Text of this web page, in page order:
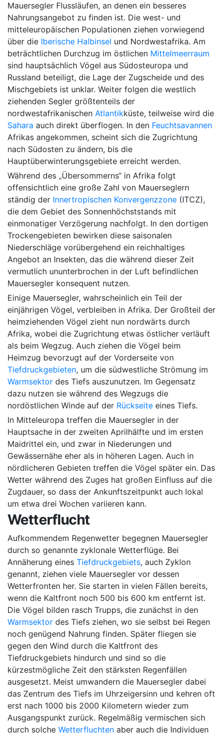
Mauersegler Flussläufen, an denen ein besseres
Nahrungsangebot zu finden ist. Die west- und
mitteleuropäischen Populationen ziehen vorwiegend
über die Iberische Halbinsel und Nordwestafrika. Am
beträchtlichen Durchzug im östlichen Mittelmeerraum
sind hauptsächlich Vögel aus Südosteuropa und
Russland beteiligt, die Lage der Zugscheide und des
Mischgebiets ist unklar. Weiter folgen die westlich
ziehenden Segler größtenteils der
nordwestafrikanischen Atlantikküste, teilweise wird die
Sahara auch direkt überflogen. In den Feuchtsavannen
Afrikas angekommen, scheint sich die Zugrichtung
nach Südosten zu ändern, bis die
Hauptüberwinterungsgebiete erreicht werden.
Während des „Übersommerns“ in Afrika folgt
offensichtlich eine große Zahl von Mauerseglern
ständig der Innertropischen Konvergenzzone (ITCZ),
die dem Gebiet des Sonnenhöchststands mit
einmonatiger Verzögerung nachfolgt. In den dortigen
Trockengebieten bewirken diese saisonalen
Niederschläge vorübergehend ein reichhaltiges
Angebot an Insekten, das die während dieser Zeit
vermutlich ununterbrochen in der Luft befindlichen
Mauersegler konsequent nutzen.
Einige Mauersegler, wahrscheinlich ein Teil der
einjährigen Vögel, verbleiben in Afrika. Der Großteil der
heimziehenden Vögel zieht nun nordwärts durch
Afrika, wobei die Zugrichtung etwas östlicher verläuft
als beim Wegzug. Auch ziehen die Vögel beim
Heimzug bevorzugt auf der Vorderseite von
Tiefdruckgebieten, um die südwestliche Strömung im
Warmsektor des Tiefs auszunutzen. Im Gegensatz
dazu nutzen sie während des Wegzugs die
nordöstlichen Winde auf der Rückseite eines Tiefs.
In Mitteleuropa treffen die Mauersegler in der
Hauptsache in der zweiten Aprilhälfte und im ersten
Maidrittel ein, und zwar in Niederungen und
Gewässernähe eher als in höheren Lagen. Auch in
nördlicheren Gebieten treffen die Vögel später ein. Das
Wetter während des Zuges hat großen Einfluss auf die
Zugdauer, so dass der Ankunftszeitpunkt auch lokal
um etwa drei Wochen variieren kann.
Wetterflucht
Aufkommendem Regenwetter begegnen Mauersegler
durch so genannte zyklonale Wetterflüge. Bei
Annäherung eines Tiefdruckgebiets, auch Zyklon
genannt, ziehen viele Mauersegler vor dessen
Wetterfronten her. Sie starten in vielen Fällen bereits,
wenn die Kaltfront noch 500 bis 600 km entfernt ist.
Die Vögel bilden rasch Trupps, die zunächst in den
Warmsektor des Tiefs ziehen, wo sie selbst bei Regen
noch genügend Nahrung finden. Später fliegen sie
gegen den Wind durch die Kaltfront des
Tiefdruckgebiets hindurch und sind so die
kürzestmögliche Zeit den stärksten Regenfällen
ausgesetzt. Meist umwandern die Mauersegler dabei
das Zentrum des Tiefs im Uhrzeigersinn und kehren oft
erst nach 1000 bis 2000 Kilometern wieder zum
Ausgangspunkt zurück. Regelmäßig vermischen sich
durch solche Wetterfluchten aber auch die Individuen